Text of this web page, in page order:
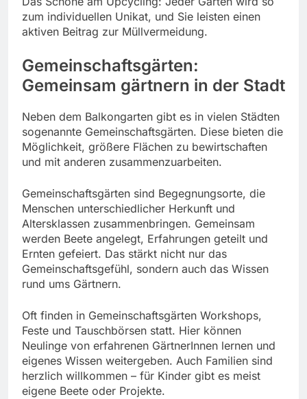
zum individuellen Unikat, und Sie leisten einen
aktiven Beitrag zur Müllvermeidung.
Gemeinschaftsgärten:
Gemeinsam gärtnern in der Stadt
Neben dem Balkongarten gibt es in vielen Städten
sogenannte Gemeinschaftsgärten. Diese bieten die
Möglichkeit, größere Flächen zu bewirtschaften
und mit anderen zusammenzuarbeiten.
Gemeinschaftsgärten sind Begegnungsorte, die
Menschen unterschiedlicher Herkunft und
Altersklassen zusammenbringen. Gemeinsam
werden Beete angelegt, Erfahrungen geteilt und
Ernten gefeiert. Das stärkt nicht nur das
Gemeinschaftsgefühl, sondern auch das Wissen
rund ums Gärtnern.
Oft finden in Gemeinschaftsgärten Workshops,
Feste und Tauschbörsen statt. Hier können
Neulinge von erfahrenen GärtnerInnen lernen und
eigenes Wissen weitergeben. Auch Familien sind
herzlich willkommen – für Kinder gibt es meist
eigene Beete oder Projekte.